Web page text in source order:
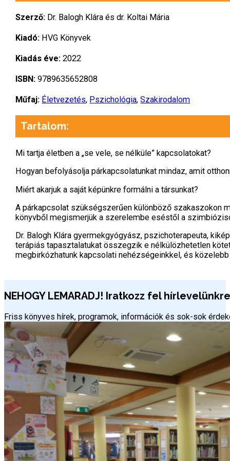
Szerző: Dr. Balogh Klára és dr. Koltai Mária
Kiadó: HVG Könyvek
Kiadás éve: 2022
ISBN: 9789635652808
Műfaj: Életvezetés, Pszichológia,Szakirodalom
Tartalom:
Mi tartja életben a „se vele, se nélküle” kapcsolatokat?
Hogyan befolyásolja párkapcsolatunkat mindaz, amit
Miért akarjuk a saját képünkre formálni a társunkat?
A párkapcsolat szükségszerűen különböző szakaszokon
könyvből megismerjük a szerelembe eséstől a
Dr. Balogh Klára gyermekgyógyász, pszichoterapeuta,
terápiás tapasztalatukat összegzik e nélkülözhetetlen
megbirkózhatunk kapcsolati nehézségeinkkel, és
NEHOGY LEMARADJ! Iratkozz fel
Friss könyves hírek, programok, információk és sok-sok